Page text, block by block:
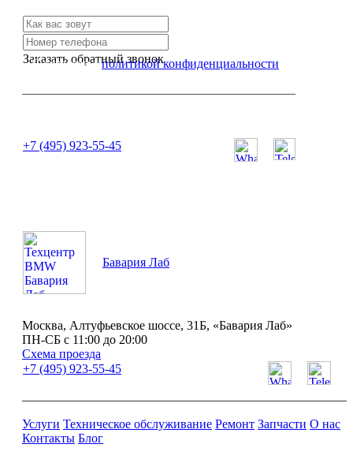
Заказать обратный звонок
Я согласен сполитикой конфиденциальности
+7 (495) 923-55-45
Бавария Лаб
Москва, Алтуфьевское шоссе, 31Б, «Бавария Лаб»
ПН-СБ с 11:00 до 20:00
Схема проезда
+7 (495) 923-55-45
Услуги Техническое обслуживание Ремонт Запчасти О нас
Контакты Блог